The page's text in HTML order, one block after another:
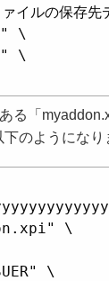
ルの保存先
\
\
る「
のようになり
\
\